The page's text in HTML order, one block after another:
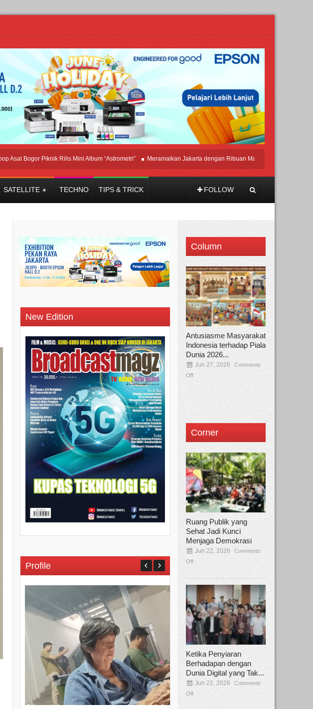
Bogor Piknik Rilis Mini Album “Astrometri” Meramaikan Jakarta dengan Ribuan Mainan dan Produk Bayi dari
SATELLITE TECHNO TIPS & TRICK FOLLOW
New Edition
Profile
Column
Antusiasme Masyarakat
Indonesia terhadap Piala
Dunia 2026...
Jun 27, 2026
Comments
Off
Corner
Ruang Publik yang
Sehat Jadi Kunci
Menjaga Demokrasi
Jun 22, 2026
Comments
Off
Ketika Penyiaran
Berhadapan dengan
Dunia Digital yang Tak...
Jun 22, 2026
Comments
Off